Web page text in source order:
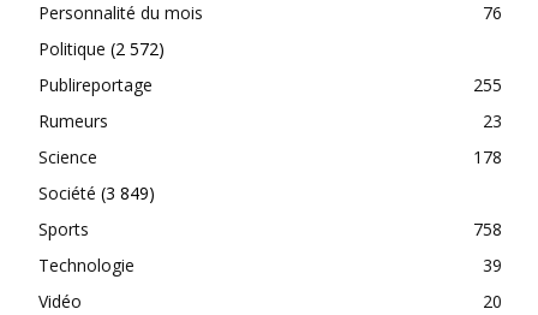
Personnalité du mois
76
Politique (2 572)
Publireportage
255
Rumeurs
23
Science
178
Société (3 849)
Sports
758
Technologie
39
Vidéo
20